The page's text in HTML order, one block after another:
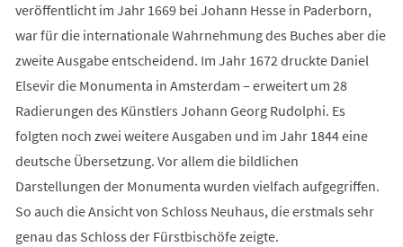
veröffentlicht im Jahr 1669 bei Johann Hesse in Paderborn,
war für die internationale Wahrnehmung des Buches aber die
zweite Ausgabe entscheidend. Im Jahr 1672 druckte Daniel
Elsevir die Monumenta in Amsterdam – erweitert um 28
Radierungen des Künstlers Johann Georg Rudolphi. Es
folgten noch zwei weitere Ausgaben und im Jahr 1844 eine
deutsche Übersetzung. Vor allem die bildlichen
Darstellungen der Monumenta wurden vielfach aufgegriffen.
So auch die Ansicht von Schloss Neuhaus, die erstmals sehr
genau das Schloss der Fürstbischöfe zeigte.